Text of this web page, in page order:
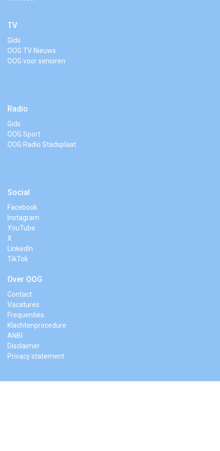
TV
Gids
OOG TV Nieuws
OOG voor senioren
Radio
Gids
OOG Sport
OOG Radio Stadsplaat
Social
Facebook
Instagram
YouTube
X
LinkedIn
TikTok
Over OOG
Contact
Vacatures
Frequenties
Klachtenprocedure
ANBI
Disclaimer
Privacy statement